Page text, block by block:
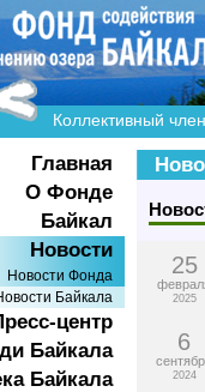
Коллективный
Главная
О Фонде
Байкал
Новости
Новости Фонда
Байкала
центр
Байкала
Байкала
25
2025
6
2024